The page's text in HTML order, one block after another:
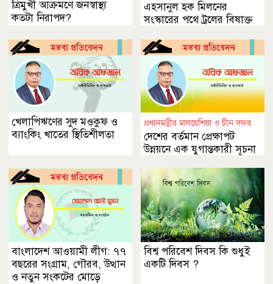
ত্রিমুখী আক্রমণে জনস্বাস্থ্য
কতটা নিরাপদ?
এহসানুল হক মিলনের
সংস্কারের পথে ট্রলের বিষাক্ত
খেলাপিঋণের সুদ মওকুফ ও
ব্যাংকিং খাতের স্থিতিশীলতা
প্রধানমন্ত্রীর মালয়েশিয়া ও চীন সফর
দেশের বর্তমান প্রেক্ষাপট
উন্নয়নে এক যুগান্তকারী সূচনা
বাংলাদেশ আওয়ামী লীগ: ৭৭
বছরের সংগ্রাম, গৌরব, উত্থান
ও নতুন সংকটের মোড়ে
বিশ্ব পরিবেশ দিবস কি শুধুই
একটি দিবস ?